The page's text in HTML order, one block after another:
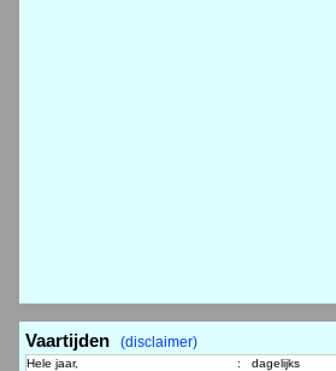
Vaartijden (disclaimer)
Hele jaar, : dagelijks